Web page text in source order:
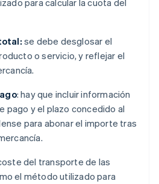
para calcular la cuota del
se debe desglosar el
o servicio, y reflejar el
: hay que incluir información
pago y el plazo concedido al
para abonar el importe tras
del transporte de las
el método utilizado para